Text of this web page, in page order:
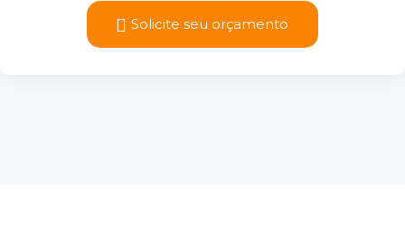
Solicite seu orçamento